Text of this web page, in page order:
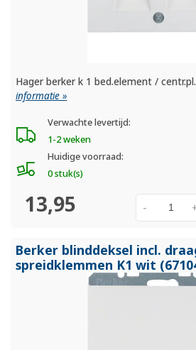
Hager berker k 1 bed.element /
informatie »
Verwachte levertijd:
1-2 weken
Huidige voorraad:
0 stuk(s)
13,95 -
Berker blinddeksel incl.
spreidklemmen K1 wit